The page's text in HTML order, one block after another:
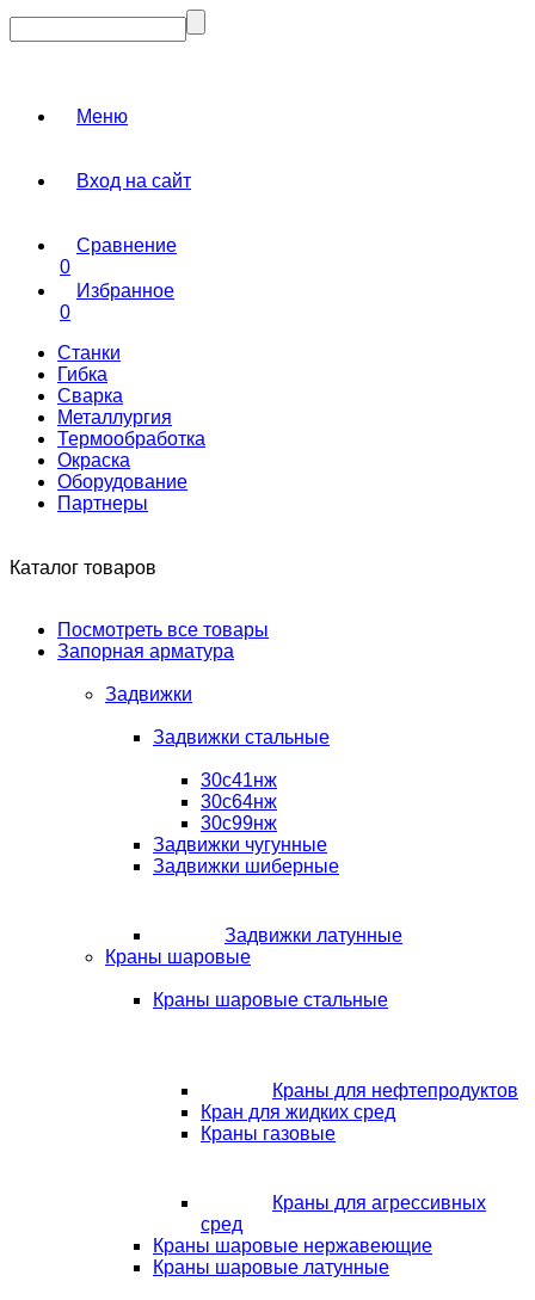
Меню
Вход на сайт
Сравнение
0
Избранное
0
Станки
Гибка
Сварка
Металлургия
Термообработка
Окраска
Оборудование
Партнеры
Каталог товаров
Посмотреть все товары
Запорная арматура
Задвижки
Задвижки стальные
30с41нж
30с64нж
30с99нж
Задвижки чугунные
Задвижки шиберные
Задвижки латунные
Краны шаровые
Краны шаровые стальные
Краны для нефтепродуктов
Кран для жидких сред
Краны газовые
Краны для агрессивных
сред
Краны шаровые нержавеющие
Краны шаровые латунные